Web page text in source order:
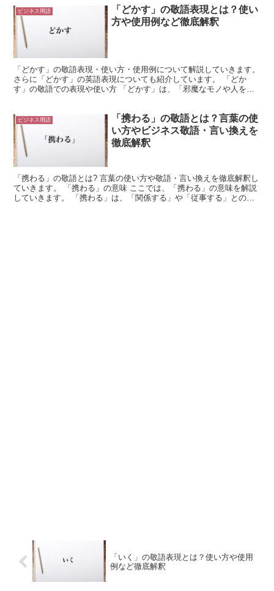
ビジネス用語
「どかす」の敬語表現とは？使い
方や使用例など徹底解釈
「どかす」の敬語表現・使い方・使用例について解説していきます。
さらに「どかす」の英語表現についても紹介しています。 「どか
す」の敬語での表現や使い方 「どかす」は、「邪魔なモノや人を他
ビジネス用語
「携わる」の敬語とは？言葉の使
い方やビジネス敬語・言い換えを
徹底解釈
「携わる」の敬語とは? 言葉の使い方や敬語・言い換えを徹底解釈し
ていきます。 「携わる」の意味 ここでは、「携わる」の意味を解説
していきます。 「携わる」は、「関係する」や「従事する」との意
「いく」の敬語表現とは？使い方や使用
例など徹底解釈